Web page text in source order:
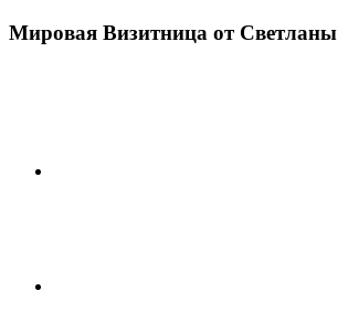
Мировая Визитница от Светланы